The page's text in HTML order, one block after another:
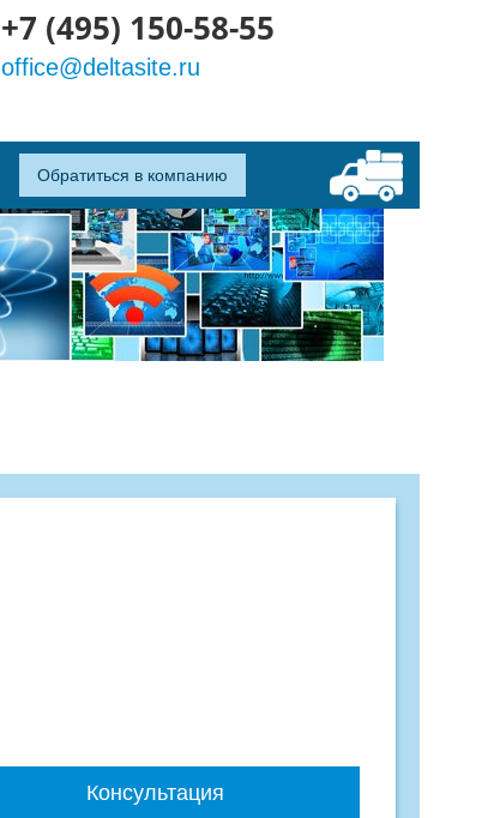
+7 (495) 150-58-55
office@deltasite.ru
Обратиться в компанию
Консультация